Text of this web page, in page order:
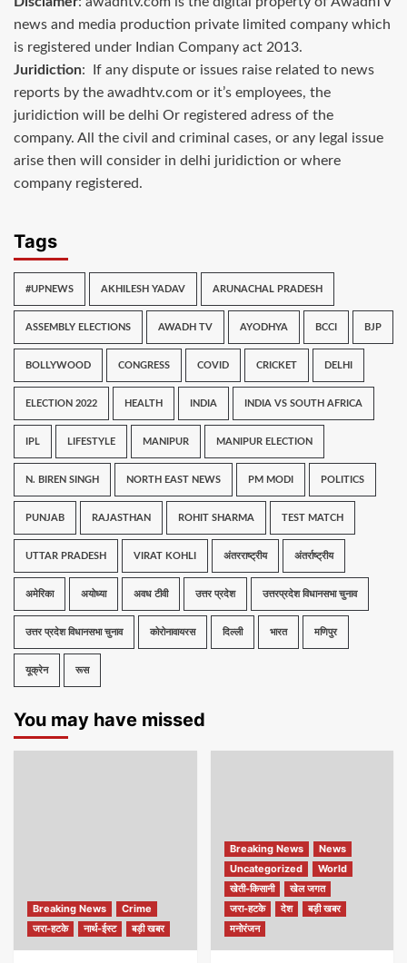
news and media production private limited company which
is registered under Indian Company act 2013.
Juridiction: If any dispute or issues raise related to news
reports by the awadhtv.com or it’s employees, the
juridiction will be delhi Or registered adress of the
company. All the civil and criminal cases, or any legal issue
arise then will consider in delhi juridiction or where
company registered.
Tags
#UPNEWS AKHILESH YADAV ARUNACHAL PRADESH
ASSEMBLY ELECTIONS AWADH TV AYODHYA BCCI BJP
BOLLYWOOD CONGRESS COVID CRICKET DELHI
ELECTION 2022 HEALTH INDIA INDIA VS SOUTH AFRICA
IPL LIFESTYLE MANIPUR MANIPUR ELECTION
N. BIREN SINGH NORTH EAST NEWS PM MODI POLITICS
PUNJAB RAJASTHAN ROHIT SHARMA TEST MATCH
UTTAR PRADESH VIRAT KOHLI अंतरराष्ट्रीय अंतर्राष्ट्रीय
अमेरिका अयोध्या अवध टीवी उत्तर प्रदेश उत्तरप्रदेश विधानसभा चुनाव
उत्तर प्रदेश विधानसभा चुनाव कोरोनावायरस दिल्ली भारत मणिपुर
यूक्रेन रूस
You may have missed
Breaking News
Crime
जरा-हटके
नार्थ-ईस्ट बड़ी खबर
Breaking News
News
Uncategorized
World
खेती-किसानी
खेल जगत
जरा-हटके
देश
बड़ी खबर
मनोरंजन